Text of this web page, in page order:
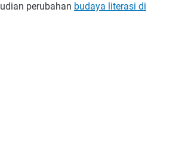
perubahan budaya literasi di